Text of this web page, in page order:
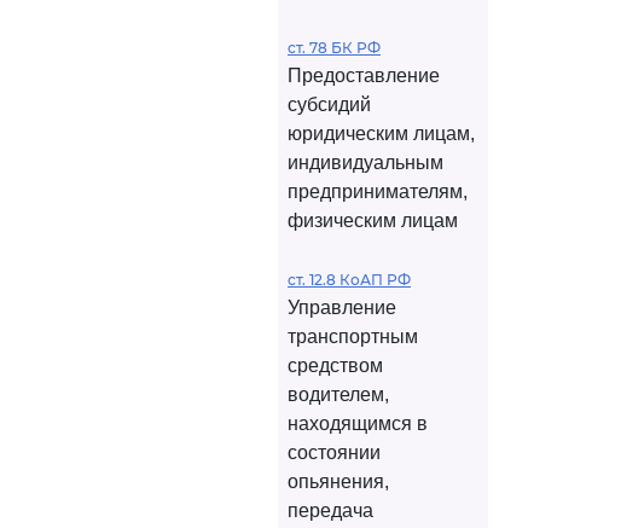
ст. 78 БК РФ
Предоставление
субсидий
юридическим лицам,
индивидуальным
предпринимателям,
физическим лицам
ст. 12.8 КоАП РФ
Управление
транспортным
средством
водителем,
находящимся в
состоянии
опьянения,
передача